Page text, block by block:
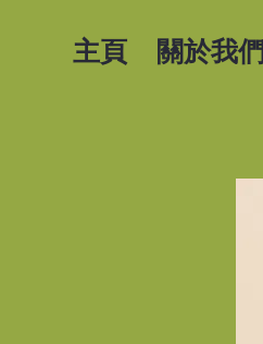
主頁 關於我們